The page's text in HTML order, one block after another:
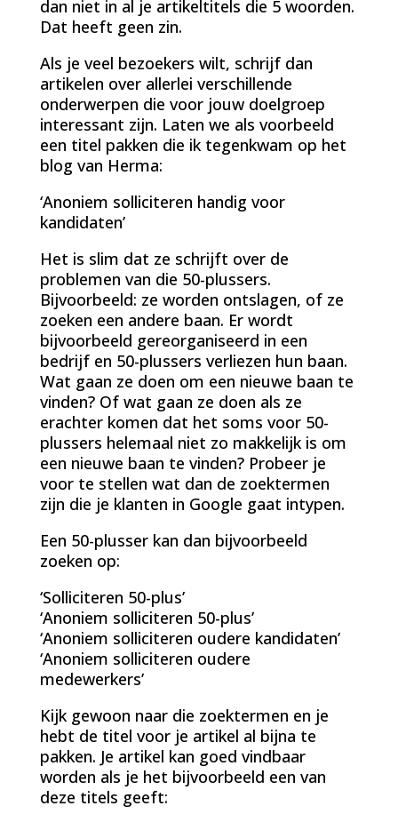
dan niet in al je artikeltitels die 5 woorden.
Dat heeft geen zin.
Als je veel bezoekers wilt, schrijf dan
artikelen over allerlei verschillende
onderwerpen die voor jouw doelgroep
interessant zijn. Laten we als voorbeeld
een titel pakken die ik tegenkwam op het
blog van Herma:
‘Anoniem solliciteren handig voor
kandidaten’
Het is slim dat ze schrijft over de
problemen van die 50-plussers.
Bijvoorbeeld: ze worden ontslagen, of ze
zoeken een andere baan. Er wordt
bijvoorbeeld gereorganiseerd in een
bedrijf en 50-plussers verliezen hun baan.
Wat gaan ze doen om een nieuwe baan te
vinden? Of wat gaan ze doen als ze
erachter komen dat het soms voor 50-
plussers helemaal niet zo makkelijk is om
een nieuwe baan te vinden? Probeer je
voor te stellen wat dan de zoektermen
zijn die je klanten in Google gaat intypen.
Een 50-plusser kan dan bijvoorbeeld
zoeken op:
‘Solliciteren 50-plus’
‘Anoniem solliciteren 50-plus’
‘Anoniem solliciteren oudere kandidaten’
‘Anoniem solliciteren oudere
medewerkers’
Kijk gewoon naar die zoektermen en je
hebt de titel voor je artikel al bijna te
pakken. Je artikel kan goed vindbaar
worden als je het bijvoorbeeld een van
deze titels geeft: